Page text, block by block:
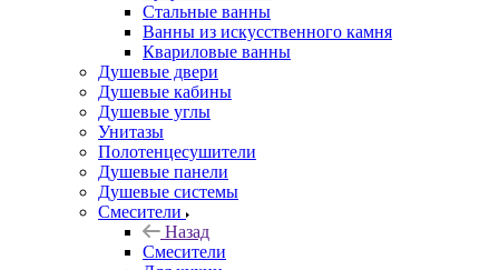
Стальные ванны
Ванны из искусственного камня
Квариловые ванны
Душевые двери
Душевые кабины
Душевые углы
Унитазы
Полотенцесушители
Душевые панели
Душевые системы
Смесители
Назад
Смесители